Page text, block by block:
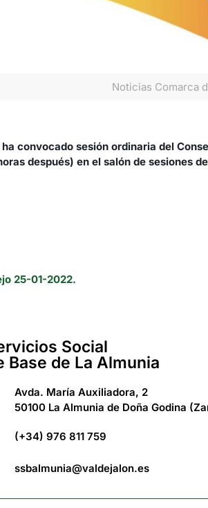
Noticias Comarca
convocado sesión ordinaria del
después) en el salón de sesiones
25-01-2022.
Social
Base de La Almunia
Avda. María Auxiliadora, 2
50100 La Almunia de Doña Godina
(+34) 976 811 759
ssbalmunia@valdejalon.es